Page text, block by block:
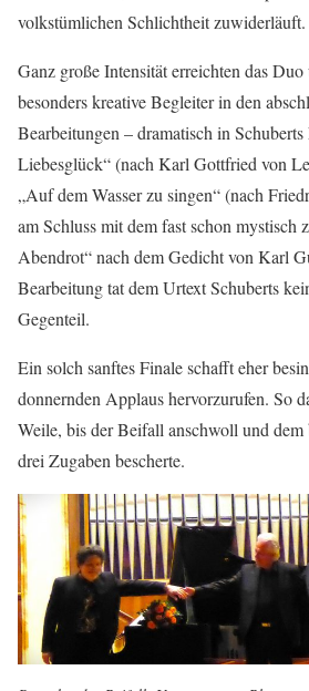
volkstümlichen Schlichtheit zuwiderläuft.
Ganz große Intensität erreichten das
besonders kreative Begleiter in den
Bearbeitungen – dramatisch in
Liebesglück“ (nach Karl Gottfried von
„Auf dem Wasser zu singen“ (nach
am Schluss mit dem fast schon mystisch
Abendrot“ nach dem Gedicht von Karl
Bearbeitung tat dem Urtext Schuberts
Gegenteil.
Ein solch sanftes Finale schafft eher
donnernden Applaus hervorzurufen. So
Weile, bis der Beifall anschwoll und
drei Zugaben bescherte.